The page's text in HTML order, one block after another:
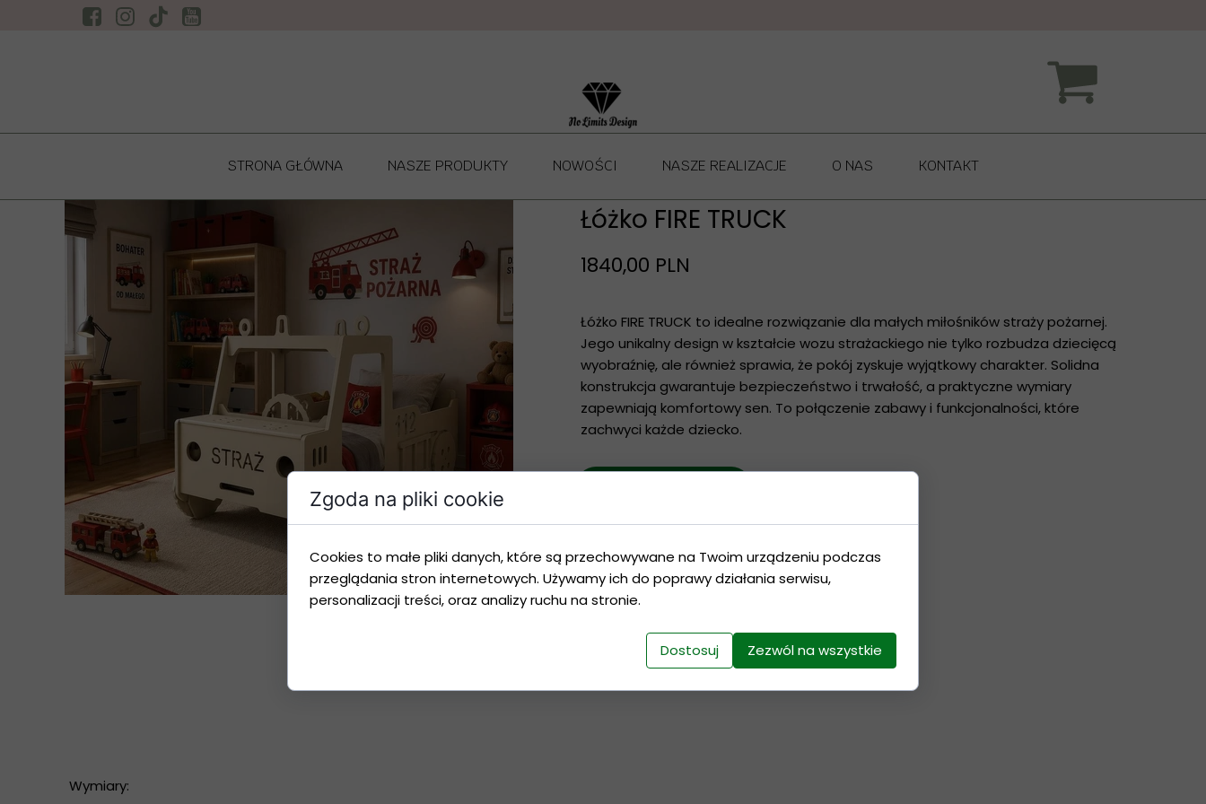
STRONA GŁÓWNA NASZE PRODUKTY
NO LIMITS DESIGN - ŁÓŻKA DLA DZIECI
MATERACE
POKROWCE NA MATERAC
NO LIMITS DESIGN - PÓŁKI I REGAŁY DLA DZIECI
NO LIMITS DESIGN - STOLIKI I KRZESŁA DLA DZIECI
NO LIMITS DESIGN - BUJAK MONTESSORI
NO LIMITS DESIGN - POMOCNIK KUCHENNY
NO LIMITS DRSIGN-SKRZYNIE NA ZABAWKI
NOWOŚCI NASZE REALIZACJE O NAS KONTAKT
Łóżko FIRE TRUCK to idealne rozwiązanie dla małych miłośników straży pożarnej.
Jego unikalny design w kształcie wozu strażackiego nie tylko rozbudza dziecięcą
wyobraźnię, ale również sprawia, że pokój zyskuje wyjątkowy charakter. Solidna
konstrukcja gwarantuje bezpieczeństwo i trwałość, a praktyczne wymiary
zapewniają komfortowy sen. To połączenie zabawy i funkcjonalności, które
zachwyci każde dziecko.
1840,00 PLN
Łóżko FIRE TRUCK
Wymiary:
Zgoda na pliki cookie
Cookies to małe pliki danych, które są przechowywane na Twoim urządzeniu podczas
przeglądania stron internetowych. Używamy ich do poprawy działania serwisu,
personalizacji treści, oraz analizy ruchu na stronie.
Dostosuj Zezwól na wszystkie